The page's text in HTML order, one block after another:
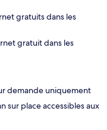
gratuits dans les
gratuit dans les
demande uniquement
sur place accessibles aux